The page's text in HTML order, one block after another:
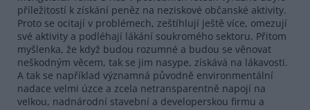
příležitostí k získání peněz na neziskové občanské aktivity.
Proto se ocitají v problémech, zeštíhlují ještě více, omezují
své aktivity a podléhají lákání soukromého sektoru. Přitom
myšlenka, že když budou rozumné a budou se věnovat
neškodným věcem, tak se jim nasype, získává na lákavosti.
A tak se například významná původně environmentální
nadace velmi úzce a zcela netransparentně napojí na
velkou, nadnárodní stavební a developerskou firmu a